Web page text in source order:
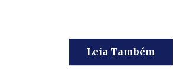
Leia Também